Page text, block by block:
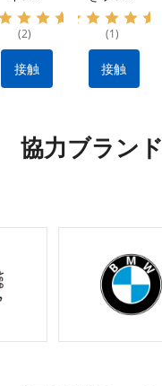
IFAK タ
クティカ
ル キッ
ト: 出血
を止める
ーカー製
のタクテ
ィカル
(2)
接触
様外傷応
急処置キ
ット：出
血を抑え
る耐久性
タクティ
カルギア
(1)
接触
協力ブランド